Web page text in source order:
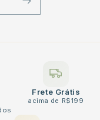
Frete Grátis
acima de R$199